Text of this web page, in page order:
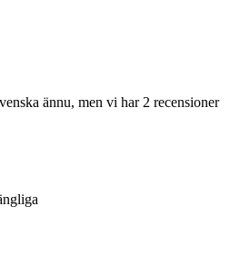
ännu, men vi har 2 recensioner